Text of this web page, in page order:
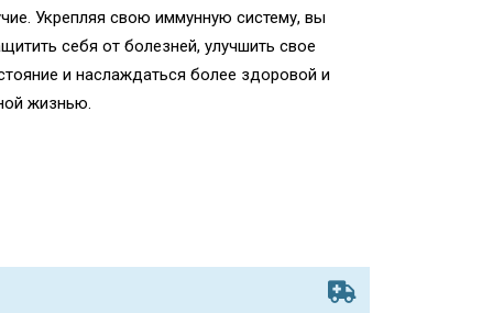
Укрепляя свою иммунную систему, вы
себя от болезней, улучшить свое
и наслаждаться более здоровой и
жизнью.